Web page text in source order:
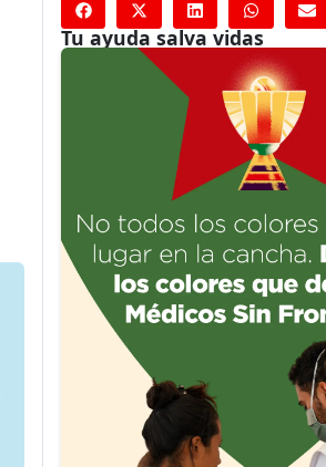
Tu ayuda salva vidas